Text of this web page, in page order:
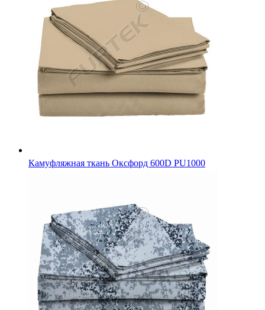
Камуфляжная ткань Кордура (Кордон C900), "Арктика"